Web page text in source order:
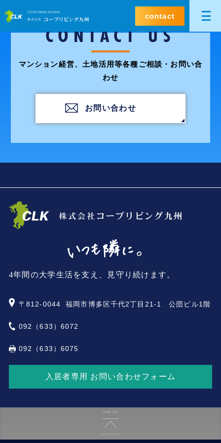
contact
CONTACT US
マンション経営、土地活用等各種ご相談・お問い合
わせ
お問い合わせ
4年間の大学生活を支え、見守り続けます。
〒812-0044 福岡市博多区千代2丁目21-1 公団ビル1階
092（633）6072
092（633）6075
入居者専用 お問い合わせフォーム